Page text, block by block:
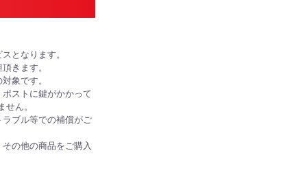
となります。
きます。
象です。
ストに鍵がかかって
ん。
ブル等での補償がご
の他の商品をご購入